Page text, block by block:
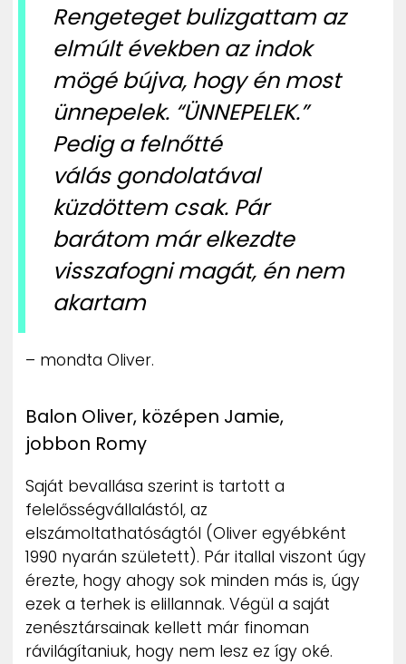
Rengeteget bulizgattam az
elmúlt években az indok
mögé bújva, hogy én most
ünnepelek. “ÜNNEPELEK.”
Pedig a felnőtté
válás gondolatával
küzdöttem csak. Pár
barátom már elkezdte
visszafogni magát, én nem
akartam
– mondta Oliver.
Balon Oliver, középen Jamie,
jobbon Romy
Saját bevallása szerint is tartott a
felelősségvállalástól, az
elszámoltathatóságtól (Oliver egyébként
1990 nyarán született). Pár itallal viszont úgy
érezte, hogy ahogy sok minden más is, úgy
ezek a terhek is elillannak. Végül a saját
zenésztársainak kellett már finoman
rávilágítaniuk, hogy nem lesz ez így oké.